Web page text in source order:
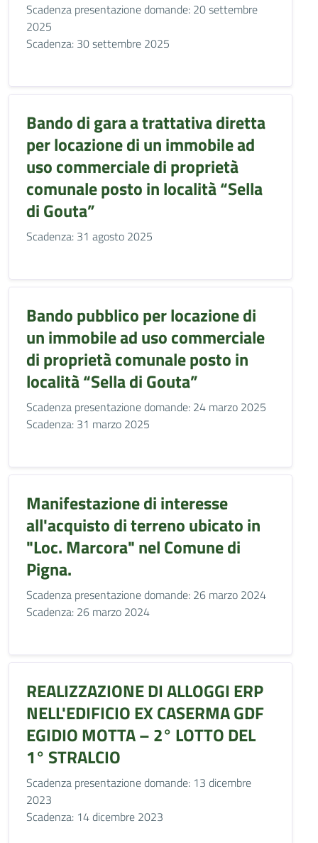
Scadenza presentazione domande: 20 settembre
2025
Scadenza: 30 settembre 2025
Bando di gara a trattativa diretta
per locazione di un immobile ad
uso commerciale di proprietà
comunale posto in località “Sella
di Gouta”
Scadenza: 31 agosto 2025
Bando pubblico per locazione di
un immobile ad uso commerciale
di proprietà comunale posto in
località “Sella di Gouta”
Scadenza presentazione domande: 24 marzo 2025
Scadenza: 31 marzo 2025
Manifestazione di interesse
all'acquisto di terreno ubicato in
"Loc. Marcora" nel Comune di
Pigna.
Scadenza presentazione domande: 26 marzo 2024
Scadenza: 26 marzo 2024
REALIZZAZIONE DI ALLOGGI ERP
NELL'EDIFICIO EX CASERMA GDF
EGIDIO MOTTA – 2° LOTTO DEL
1° STRALCIO
Scadenza presentazione domande: 13 dicembre
2023
Scadenza: 14 dicembre 2023